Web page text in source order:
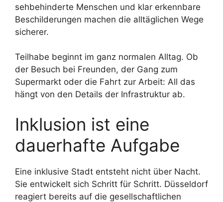
sehbehinderte Menschen und klar erkennbare
Beschilderungen machen die alltäglichen Wege
sicherer.
Teilhabe beginnt im ganz normalen Alltag. Ob
der Besuch bei Freunden, der Gang zum
Supermarkt oder die Fahrt zur Arbeit: All das
hängt von den Details der Infrastruktur ab.
Inklusion ist eine
dauerhafte Aufgabe
Eine inklusive Stadt entsteht nicht über Nacht.
Sie entwickelt sich Schritt für Schritt. Düsseldorf
reagiert bereits auf die gesellschaftlichen